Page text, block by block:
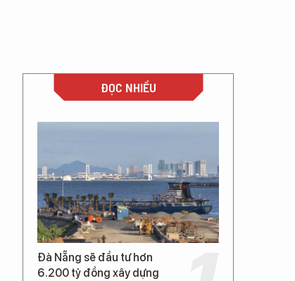
ĐỌC NHIỀU
Đà Nẵng sẽ đầu tư hơn
6.200 tỷ đồng xây dựng